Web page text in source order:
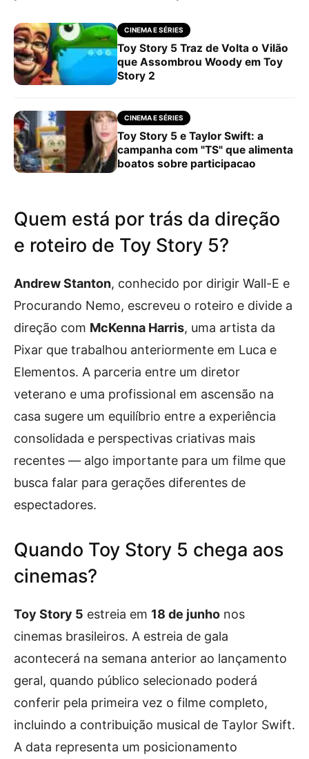
CINEMA E SÉRIES
Toy Story 5 Traz de Volta o Vilão
que Assombrou Woody em Toy
Story 2
CINEMA E SÉRIES
Toy Story 5 e Taylor Swift: a
campanha com "TS" que alimenta
boatos sobre participacao
Quem está por trás da direção
e roteiro de Toy Story 5?
Andrew Stanton, conhecido por dirigir Wall-E e
Procurando Nemo, escreveu o roteiro e divide a
direção com McKenna Harris, uma artista da
Pixar que trabalhou anteriormente em Luca e
Elementos. A parceria entre um diretor
veterano e uma profissional em ascensão na
casa sugere um equilíbrio entre a experiência
consolidada e perspectivas criativas mais
recentes — algo importante para um filme que
busca falar para gerações diferentes de
espectadores.
Quando Toy Story 5 chega aos
cinemas?
Toy Story 5 estreia em 18 de junho nos
cinemas brasileiros. A estreia de gala
acontecerá na semana anterior ao lançamento
geral, quando público selecionado poderá
conferir pela primeira vez o filme completo,
incluindo a contribuição musical de Taylor Swift.
A data representa um posicionamento